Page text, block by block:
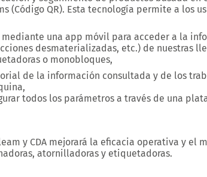
(Código QR). Esta tecnología permite a los
mediante una app móvil para acceder a la
desmaterializadas, etc.) de nuestras
o monobloques,
de la información consultada y de los
todos los parámetros a través de una
y CDA mejorará la eficacia operativa y el
atornilladoras y etiquetadoras.